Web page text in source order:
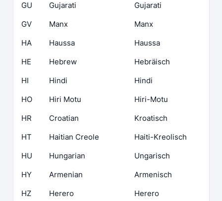
GU
Gujarati
Gujarati
GV
Manx
Manx
HA
Haussa
Haussa
HE
Hebrew
Hebräisch
HI
Hindi
Hindi
HO
Hiri Motu
Hiri-Motu
HR
Croatian
Kroatisch
HT
Haitian Creole
Haiti-Kreolisch
HU
Hungarian
Ungarisch
HY
Armenian
Armenisch
HZ
Herero
Herero